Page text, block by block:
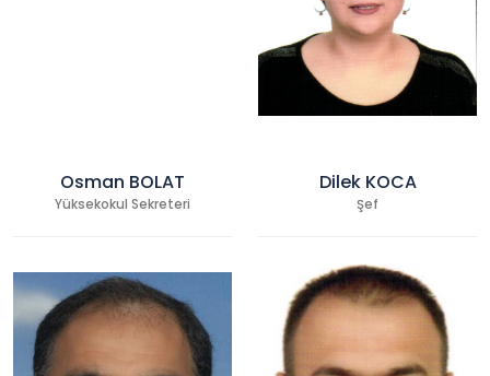
Osman BOLAT
Yüksekokul Sekreteri
Dilek KOCA
Şef